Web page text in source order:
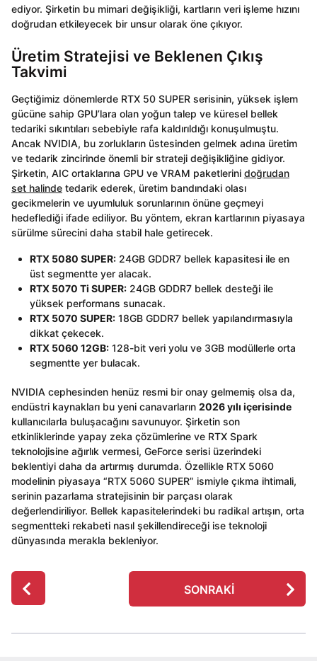
ediyor. Şirketin bu mimari değişikliği, kartların veri işleme hızını
doğrudan etkileyecek bir unsur olarak öne çıkıyor.
Üretim Stratejisi ve Beklenen Çıkış
Takvimi
Geçtiğimiz dönemlerde RTX 50 SUPER serisinin, yüksek işlem
gücüne sahip GPU’lara olan yoğun talep ve küresel bellek
tedariki sıkıntıları sebebiyle rafa kaldırıldığı konuşulmuştu.
Ancak NVIDIA, bu zorlukların üstesinden gelmek adına üretim
ve tedarik zincirinde önemli bir strateji değişikliğine gidiyor.
Şirketin, AIC ortaklarına GPU ve VRAM paketlerini doğrudan
set halinde tedarik ederek, üretim bandındaki olası
gecikmelerin ve uyumluluk sorunlarının önüne geçmeyi
hedeflediği ifade ediliyor. Bu yöntem, ekran kartlarının piyasaya
sürülme sürecini daha stabil hale getirecek.
RTX 5080 SUPER: 24GB GDDR7 bellek kapasitesi ile en
üst segmentte yer alacak.
RTX 5070 Ti SUPER: 24GB GDDR7 bellek desteği ile
yüksek performans sunacak.
RTX 5070 SUPER: 18GB GDDR7 bellek yapılandırmasıyla
dikkat çekecek.
RTX 5060 12GB: 128-bit veri yolu ve 3GB modüllerle orta
segmentte yer bulacak.
NVIDIA cephesinden henüz resmi bir onay gelmemiş olsa da,
endüstri kaynakları bu yeni canavarların 2026 yılı içerisinde
kullanıcılarla buluşacağını savunuyor. Şirketin son
etkinliklerinde yapay zeka çözümlerine ve RTX Spark
teknolojisine ağırlık vermesi, GeForce serisi üzerindeki
beklentiyi daha da artırmış durumda. Özellikle RTX 5060
modelinin piyasaya “RTX 5060 SUPER” ismiyle çıkma ihtimali,
serinin pazarlama stratejisinin bir parçası olarak
değerlendiriliyor. Bellek kapasitelerindeki bu radikal artışın, orta
segmentteki rekabeti nasıl şekillendireceği ise teknoloji
dünyasında merakla bekleniyor.
P
o
t
SONRAKI